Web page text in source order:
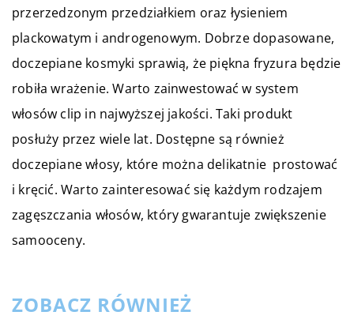
przerzedzonym przedziałkiem oraz łysieniem
plackowatym i androgenowym. Dobrze dopasowane,
doczepiane kosmyki sprawią, że piękna fryzura będzie
robiła wrażenie. Warto zainwestować w system
włosów clip in najwyższej jakości. Taki produkt
posłuży przez wiele lat. Dostępne są również
doczepiane włosy, które można delikatnie prostować
i kręcić. Warto zainteresować się każdym rodzajem
zagęszczania włosów, który gwarantuje zwiększenie
samooceny.
ZOBACZ RÓWNIEŻ